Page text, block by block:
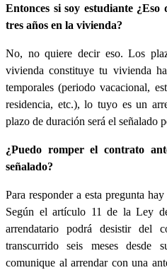
Entonces si soy estudiante
tres años en la vivienda?
No, no quiere decir eso. Los
vivienda constituye tu vivienda
temporales (periodo vacacional,
residencia, etc.), lo tuyo es un
plazo de duración será el señalado
¿Puedo romper el contrato
señalado?
Para responder a esta pregunta
Según el artículo 11 de la Ley
arrendatario podrá desistir del
transcurrido seis meses
comunique al arrendar con una